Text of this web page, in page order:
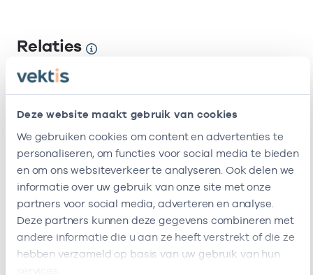
Deze website maakt gebruik van cookies
We gebruiken cookies om content en advertenties te
personaliseren, om functies voor social media te bieden
en om ons websiteverkeer te analyseren. Ook delen we
informatie over uw gebruik van onze site met onze
partners voor social media, adverteren en analyse.
Deze partners kunnen deze gegevens combineren met
andere informatie die u aan ze heeft verstrekt of die ze
hebben verzameld op basis van uw gebruik van hun
Relaties
Ik ben werkzaam bij de volgende vestigingen
Ik ben werkzaam bij de volgende vestigingen
Zorgaanbod
Abc-
Gezond
Gewichtsconsulent - 18-03-
Ik heb een arbeidsrelatie met